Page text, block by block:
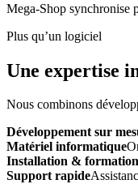
Mega-Shop synchronise
Plus qu’un logiciel
Une expertise
Nous combinons
Développement sur
Matériel informatique
Installation & formation
Support rapide